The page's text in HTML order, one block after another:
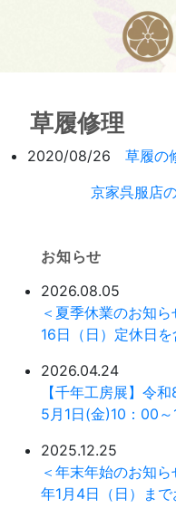
草履修理
2020/08/26
草履の
京家呉服店
お知らせ
2026.08.05
＜夏季休業のお知
16日（日）定休日を
2026.04.24
【千年工房展】令
5月1日(金)10：00
2025.12.25
＜年末年始のお知
年1月4日（日）ま